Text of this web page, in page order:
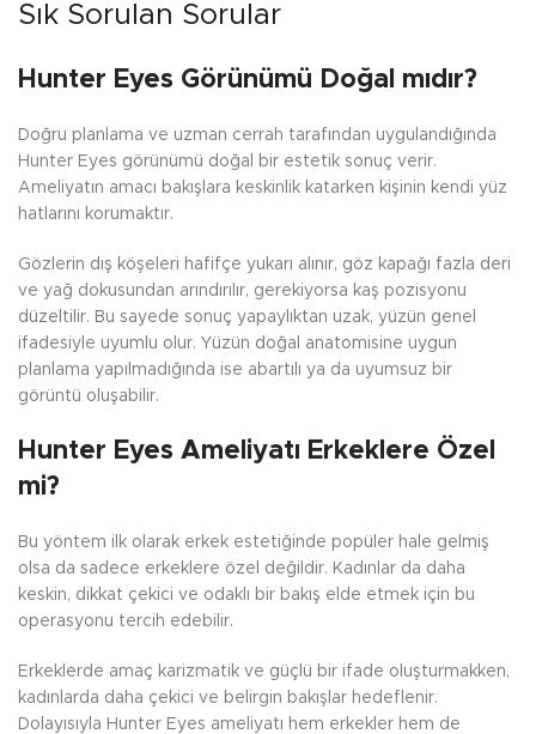
Sık Sorulan Sorular
Hunter Eyes Görünümü Doğal mıdır?
Doğru planlama ve uzman cerrah tarafından uygulandığında
Hunter Eyes görünümü doğal bir estetik sonuç verir.
Ameliyatın amacı bakışlara keskinlik katarken kişinin kendi yüz
hatlarını korumaktır.
Gözlerin dış köşeleri hafifçe yukarı alınır, göz kapağı fazla deri
ve yağ dokusundan arındırılır, gerekiyorsa kaş pozisyonu
düzeltilir. Bu sayede sonuç yapaylıktan uzak, yüzün genel
ifadesiyle uyumlu olur. Yüzün doğal anatomisine uygun
planlama yapılmadığında ise abartılı ya da uyumsuz bir
görüntü oluşabilir.
Hunter Eyes Ameliyatı Erkeklere Özel
mi?
Bu yöntem ilk olarak erkek estetiğinde popüler hale gelmiş
olsa da sadece erkeklere özel değildir. Kadınlar da daha
keskin, dikkat çekici ve odaklı bir bakış elde etmek için bu
operasyonu tercih edebilir.
Erkeklerde amaç karizmatik ve güçlü bir ifade oluşturmakken,
kadınlarda daha çekici ve belirgin bakışlar hedeflenir.
Dolayısıyla Hunter Eyes ameliyatı hem erkekler hem de